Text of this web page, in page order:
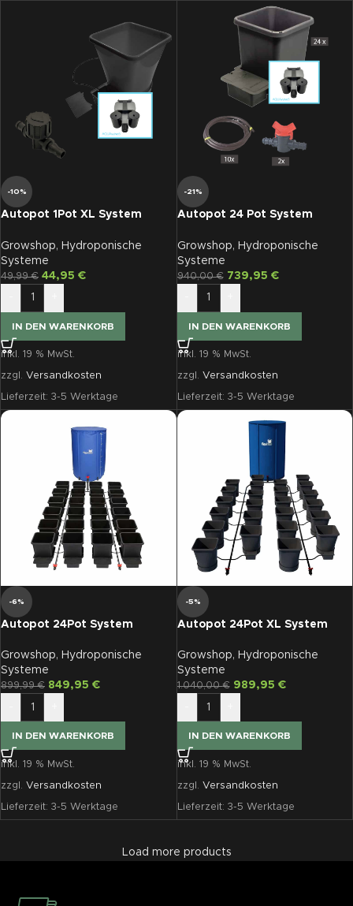
-10%
Autopot 1Pot XL System
Growshop, Hydroponische
Systeme
49,99€ 44,95 €
IN DEN WARENKORB
inkl. 19 % MwSt.
zzgl. Versandkosten
Lieferzeit: 3-5 Werktage
-21%
Autopot 24 Pot System
Growshop, Hydroponische
Systeme
940,00€ 739,95 €
IN DEN WARENKORB
inkl. 19 % MwSt.
zzgl. Versandkosten
Lieferzeit: 3-5 Werktage
-6%
Autopot 24Pot System
Growshop, Hydroponische
Systeme
899,99€ 849,95 €
IN DEN WARENKORB
inkl. 19 % MwSt.
zzgl. Versandkosten
Lieferzeit: 3-5 Werktage
-5%
Autopot 24Pot XL System
Growshop, Hydroponische
Systeme
1.040,00€ 989,95 €
IN DEN WARENKORB
inkl. 19 % MwSt.
zzgl. Versandkosten
Lieferzeit: 3-5 Werktage
Load more products